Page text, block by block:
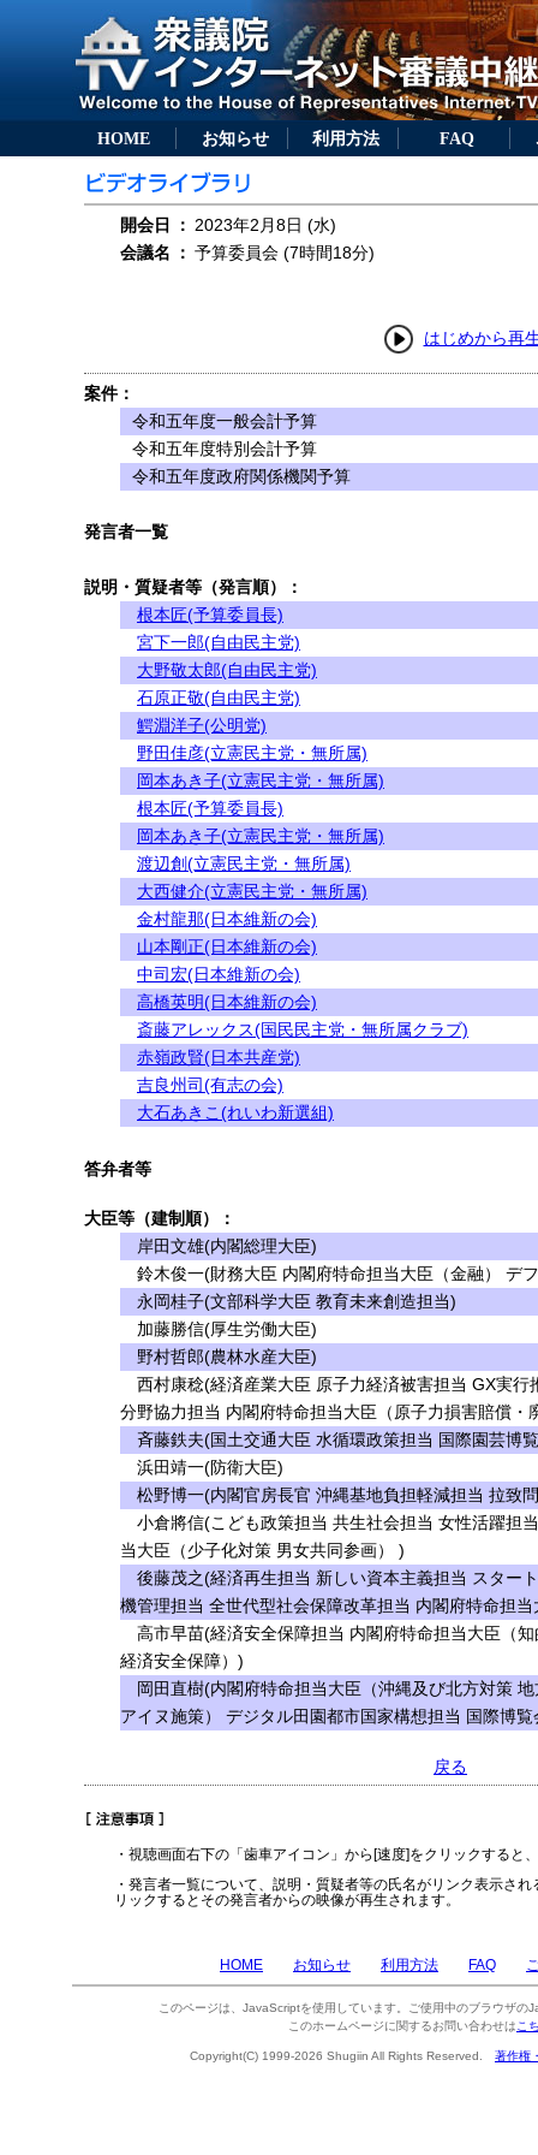
HOME お知らせ 利用方法 FAQ
開会日 ： 2023年2月8日 (水)
会議名
： 予算委員会 (7時間18分)
はじめから再
案件：
令和五年度一般会計予算
令和五年度特別会計予算
令和五年度政府関係機関予算
発言者一覧
説明・質疑者等（発言順）：
根本匠(予算委員長)
宮下一郎(自由民主党)
大野敬太郎(自由民主党)
石原正敬(自由民主党)
鰐淵洋子(公明党)
野田佳彦(立憲民主党・無所属)
岡本あき子(立憲民主党・無所属)
根本匠(予算委員長)
岡本あき子(立憲民主党・無所属)
渡辺創(立憲民主党・無所属)
大西健介(立憲民主党・無所属)
金村龍那(日本維新の会)
山本剛正(日本維新の会)
中司宏(日本維新の会)
高橋英明(日本維新の会)
斎藤アレックス(国民民主党・無所属クラブ)
赤嶺政賢(日本共産党)
吉良州司(有志の会)
大石あきこ(れいわ新選組)
答弁者等
大臣等（建制順）：
岸田文雄(内閣総理大臣)
鈴木俊一(財務大臣 内閣府特命担当大臣（金融） デ
永岡桂子(文部科学大臣 教育未来創造担当)
加藤勝信(厚生労働大臣)
野村哲郎(農林水産大臣)
西村康稔(経済産業大臣 原子力経済被害担当 GX実行
分野協力担当 内閣府特命担当大臣（原子力損害賠償・
斉藤鉄夫(国土交通大臣 水循環政策担当 国際園芸博
浜田靖一(防衛大臣)
松野博一(内閣官房長官 沖縄基地負担軽減担当 拉致
小倉將信(こども政策担当 共生社会担当 女性活躍担
当大臣（少子化対策 男女共同参画） )
後藤茂之(経済再生担当 新しい資本主義担当 スター
機管理担当 全世代型社会保障改革担当 内閣府特命担
高市早苗(経済安全保障担当 内閣府特命担当大臣（
経済安全保障）)
岡田直樹(内閣府特命担当大臣（沖縄及び北方対策
アイヌ施策） デジタル田園都市国家構想担当 国際博
戻る
・視聴画面右下の「歯車アイコン」から[速度]をクリックすると
・発言者一覧について、説明・質疑者等の氏名がリンク表示さ
リックするとその発言者からの映像が再生されます。
HOME お知らせ 利用方法 FAQ
このページは、JavaScriptを使用しています。ご使用中のブラウザの
このホームページに関するお問い合わせは こ
Copyright(C) 1999-2026 Shugiin All Rights Reserved. 著作権